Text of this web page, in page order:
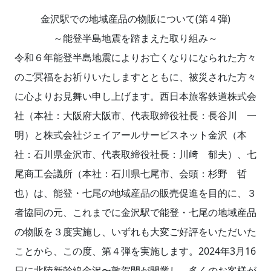
金沢駅での地域産品の物販について(第４弾)
～能登半島地震を踏まえた取り組み～
令和６年能登半島地震によりお亡くなりになられた方々
のご冥福をお祈りいたしますとともに、被災された方々
に心よりお見舞い申し上げます。西日本旅客鉄道株式会
社（本社：大阪府大阪市、代表取締役社長：長谷川 一
明）と株式会社ジェイアールサービスネット金沢（本
社：石川県金沢市、代表取締役社長：川﨑 郁夫）、七
尾商工会議所（本社：石川県七尾市、会頭：杉野 哲
也）は、能登・七尾の地域産品の販売促進を目的に、３
者協同の元、これまでに金沢駅で能登・七尾の地域産品
の物販を３度実施し、いずれも大変ご好評をいただいた
ことから、この度、第４弾を実施します。2024年3月16